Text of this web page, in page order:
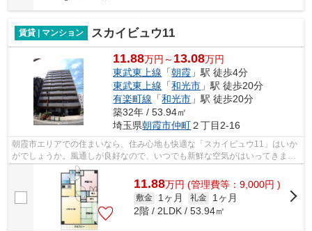
賃貸 | マンション スカイビュウ11
11.88万円～ 13.08万円
東武東上線 「朝霞 」駅 徒歩4分
東武東上線 「和光市 」駅 徒歩20分
有楽町線 「和光市 」駅 徒歩20分
築32年 / 53.94㎡
埼玉県朝霞市仲町２丁目2-16
朝霞市エリアでの住まいなら、住み心地も快適な「スカイビュウ11」はいか
がでしょうか。風通しが良好なので、いつでも新鮮な空気がはいってきま
す。共用設備の充実している、楽しく生...
11.88万円 (管理費等：9,000円 )
敷金 1ヶ月 礼金
1ヶ月
2階 / 2LDK / 53.94㎡